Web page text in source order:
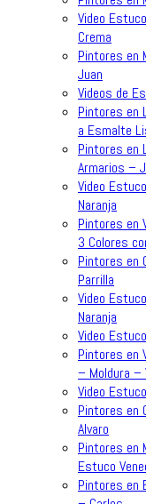
Video
Crema
Pintores en
Juan
Videos de
Pintores en
a Esmalte
Pintores en
Armarios –
Video
Naranja
Pintores en
3 Colores
Pintores en
Parrilla
Video
Naranja
Video
Pintores en
– Moldura –
Video
Pintores en
Alvaro
Pintores en
Estuco
Pintores en